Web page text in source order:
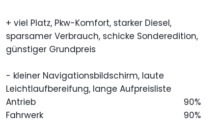
+ viel Platz, Pkw-Komfort, starker Diesel,
sparsamer Verbrauch, schicke Sonderedition,
günstiger Grundpreis
- kleiner Navigationsbildschirm, laute
Leichtlaufbereifung, lange Aufpreisliste
Antrieb
90%
Fahrwerk
90%